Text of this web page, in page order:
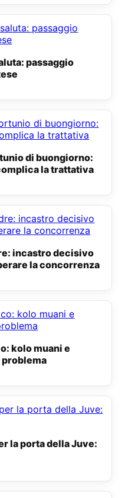
la trattativa
la concorrenza